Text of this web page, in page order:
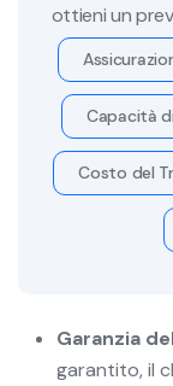
ottieni un
Capacità
Costo del
Garanzia
garantito, il